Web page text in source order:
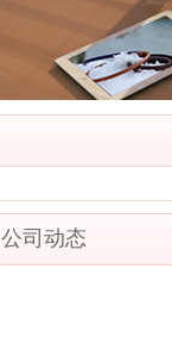
公司动态